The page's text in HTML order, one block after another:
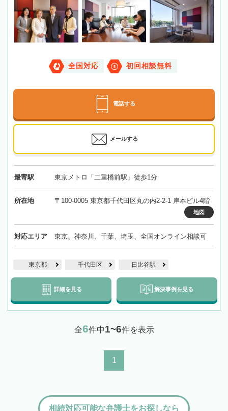
全国対応 初回相談無料
電話する
メールする
最寄駅 東京メトロ「二重橋前駅」徒歩1分
所在地 〒100-0005 東京都千代田区丸の内2-2-1 岸本ビル4階
地図
対応エリア 東京、神奈川、千葉、埼玉、全国オンライン相談可
東京都 千代田区 日比谷駅
詳細を見る 解決事例を見る
全6件中1~6件を表示
1
相続対応可能な弁護士をお探しなら